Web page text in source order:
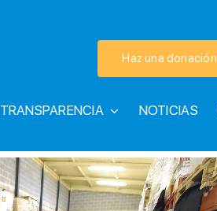
Haz una donación
TRANSPARENCIA NOTICIAS